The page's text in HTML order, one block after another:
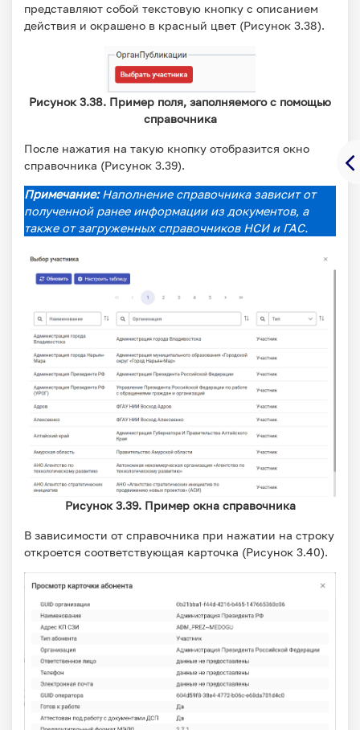
представляют собой текстовую кнопку с описанием
действия и окрашено в красный цвет (​Рисунок 3.38​​).
Рисунок 3.38. Пример поля, заполняемого с помощью
справочника
После нажатия на такую кнопку отобразится окно
справочника (Рисунок 3.39).
Примечание:Наполнение справочника зависит от
полученной ранее информации из документов, а
также от загруженных справочников НСИ и ГАС.
Рисунок 3.39. Пример окна справочника
В зависимости от справочника при нажатии на строку
откроется соответствующая карточка (Рисунок 3.40).